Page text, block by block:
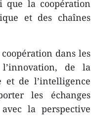
que la coopération
et des chaînes
dans les
de la
et de l’intelligence
les échanges
la perspective